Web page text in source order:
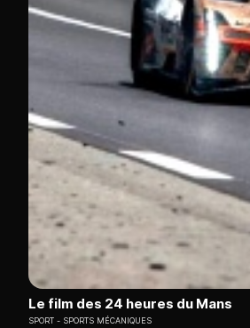
Le film des 24 heures du Mans
SPORT SPORTS MÉCANIQUES